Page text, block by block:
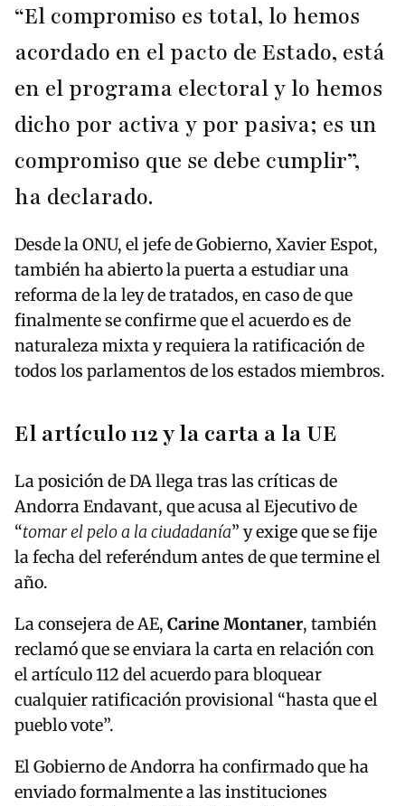
“El compromiso es total, lo hemos
acordado en el pacto de Estado, está
en el programa electoral y lo hemos
dicho por activa y por pasiva; es un
compromiso que se debe cumplir”,
ha declarado.
Desde la ONU, el jefe de Gobierno, Xavier Espot,
también ha abierto la puerta a estudiar una
reforma de la ley de tratados, en caso de que
finalmente se confirme que el acuerdo es de
naturaleza mixta y requiera la ratificación de
todos los parlamentos de los estados miembros.
El artículo 112 y la carta a la UE
La posición de DA llega tras las críticas de
Andorra Endavant, que acusa al Ejecutivo de
“tomar el pelo a la ciudadanía” y exige que se fije
la fecha del referéndum antes de que termine el
año.
La consejera de AE, Carine Montaner, también
reclamó que se enviara la carta en relación con
el artículo 112 del acuerdo para bloquear
cualquier ratificación provisional “hasta que el
pueblo vote”.
El Gobierno de Andorra ha confirmado que ha
enviado formalmente a las instituciones